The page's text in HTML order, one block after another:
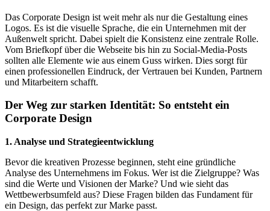
Das Corporate Design ist weit mehr als nur die Gestaltung eines
Logos. Es ist die visuelle Sprache, die ein Unternehmen mit der
Außenwelt spricht. Dabei spielt die Konsistenz eine zentrale Rolle.
Vom Briefkopf über die Webseite bis hin zu Social-Media-Posts
sollten alle Elemente wie aus einem Guss wirken. Dies sorgt für
einen professionellen Eindruck, der Vertrauen bei Kunden, Partnern
und Mitarbeitern schafft.
Der Weg zur starken Identität: So entsteht ein
Corporate Design
1. Analyse und Strategieentwicklung
Bevor die kreativen Prozesse beginnen, steht eine gründliche
Analyse des Unternehmens im Fokus. Wer ist die Zielgruppe? Was
sind die Werte und Visionen der Marke? Und wie sieht das
Wettbewerbsumfeld aus? Diese Fragen bilden das Fundament für
ein Design, das perfekt zur Marke passt.